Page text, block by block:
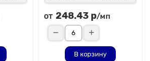
от 248.43 р/мп
В корзину